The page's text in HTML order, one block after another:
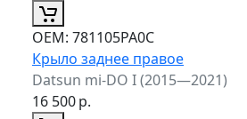
ОЕМ: 781105PA0C
Крыло заднее правое
Datsun mi-DO I (2015—2021)
16 500р.